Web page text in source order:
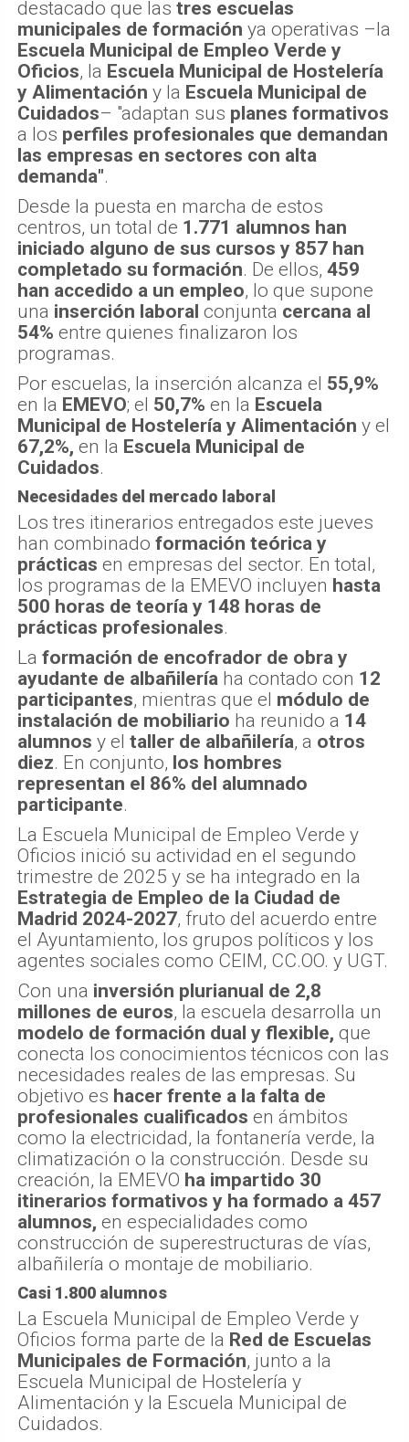
destacado que las tres escuelas
municipales de formación ya operativas –la
Escuela Municipal de Empleo Verde y
Oficios, la Escuela Municipal de Hostelería
y Alimentación y la Escuela Municipal de
Cuidados– "adaptan sus planes formativos
a los perfiles profesionales que demandan
las empresas en sectores con alta
demanda".
Desde la puesta en marcha de estos
centros, un total de 1.771 alumnos han
iniciado alguno de sus cursos y 857 han
completado su formación. De ellos, 459
han accedido a un empleo, lo que supone
una inserción laboral conjunta cercana al
54% entre quienes finalizaron los
programas.
Por escuelas, la inserción alcanza el 55,9%
en la EMEVO; el 50,7% en la Escuela
Municipal de Hostelería y Alimentación y el
67,2%, en la Escuela Municipal de
Cuidados.
Necesidades del mercado laboral
Los tres itinerarios entregados este jueves
han combinado formación teórica y
prácticas en empresas del sector. En total,
los programas de la EMEVO incluyen hasta
500 horas de teoría y 148 horas de
prácticas profesionales.
La formación de encofrador de obra y
ayudante de albañilería ha contado con 12
participantes, mientras que el módulo de
instalación de mobiliario ha reunido a 14
alumnos y el taller de albañilería, a otros
diez. En conjunto, los hombres
representan el 86% del alumnado
participante.
La Escuela Municipal de Empleo Verde y
Oficios inició su actividad en el segundo
trimestre de 2025 y se ha integrado en la
Estrategia de Empleo de la Ciudad de
Madrid 2024-2027, fruto del acuerdo entre
el Ayuntamiento, los grupos políticos y los
agentes sociales como CEIM, CC.OO. y UGT.
Con una inversión plurianual de 2,8
millones de euros, la escuela desarrolla un
modelo de formación dual y flexible, que
conecta los conocimientos técnicos con las
necesidades reales de las empresas. Su
objetivo es hacer frente a la falta de
profesionales cualificados en ámbitos
como la electricidad, la fontanería verde, la
climatización o la construcción. Desde su
creación, la EMEVO ha impartido 30
itinerarios formativos y ha formado a 457
alumnos, en especialidades como
construcción de superestructuras de vías,
albañilería o montaje de mobiliario.
Casi 1.800 alumnos
La Escuela Municipal de Empleo Verde y
Oficios forma parte de la Red de Escuelas
Municipales de Formación, junto a la
Escuela Municipal de Hostelería y
Alimentación y la Escuela Municipal de
Cuidados.